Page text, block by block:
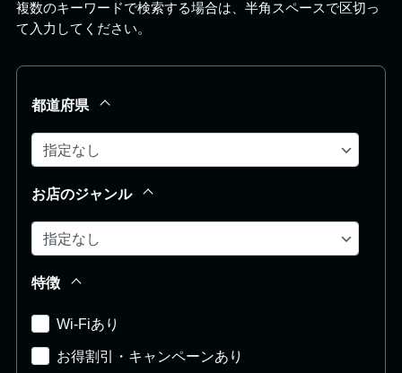
複数のキーワードで検索する場合は、半角スペースで区切っ
て入力してください。
都道府県
お店のジャンル
特徴
Wi-Fiあり
お得割引・キャンペーンあり